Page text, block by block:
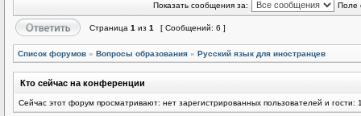
Показать сообщения за: Поле
Страница 1 из 1 [ Сообщений: 6 ]
Список форумов » Вопросы образования » Русский язык для иностранцев
Кто сейчас на конференции
Сейчас этот форум просматривают: нет зарегистрированных пользователей и гости: